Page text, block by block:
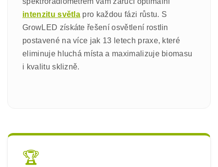
intenzitu světla pro každou fázi růstu. S
GrowLED získáte řešení osvětlení rostlin
postavené na více jak 13 letech praxe, které
eliminuje hluchá místa a maximalizuje biomasu
i kvalitu sklizně.
🏆